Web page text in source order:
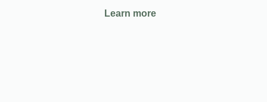
Learn more